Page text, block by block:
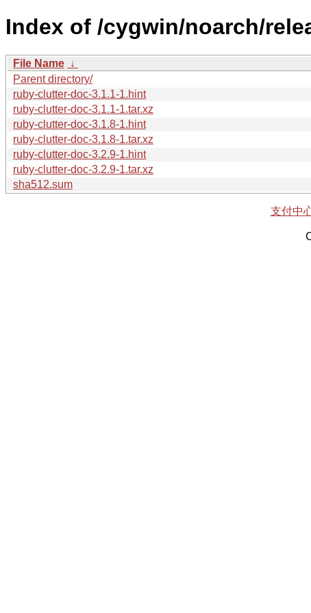
Index of /cygwin/noarch/
File Name ↓
Parent directory/
ruby-clutter-doc-3.1.1-1.hint
ruby-clutter-doc-3.1.1-1.tar.xz
ruby-clutter-doc-3.1.8-1.hint
ruby-clutter-doc-3.1.8-1.tar.xz
ruby-clutter-doc-3.2.9-1.hint
ruby-clutter-doc-3.2.9-1.tar.xz
sha512.sum
支付中